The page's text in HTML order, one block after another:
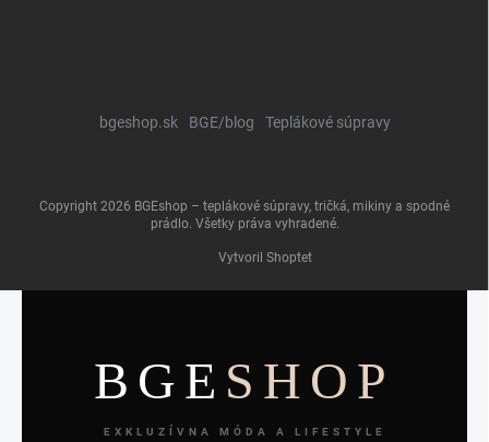
bgeshop.sk BGE/blog Teplákové súpravy
Vytvoril Shoptet
Copyright 2026 BGEshop – teplákové súpravy, tričká, mikiny a spodné
prádlo. Všetky práva vyhradené.
BGE SHOP
EXKLUZÍVNA MÓDA A LIFESTYLE